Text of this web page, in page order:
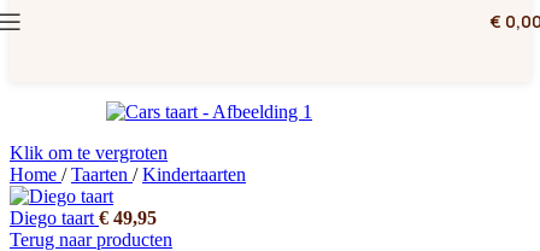
€
Klik om te vergroten
Home / Taarten / Kindertaarten
Diego taart € 49,95
Terug naar producten